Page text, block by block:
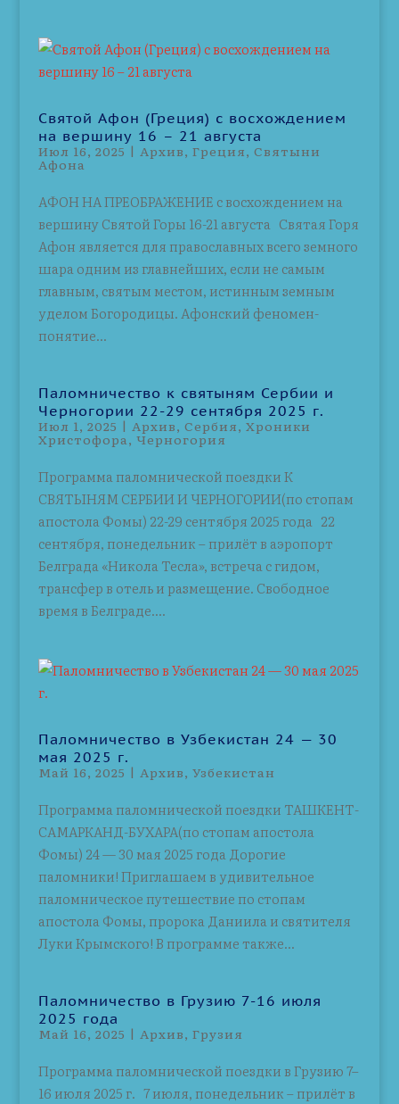
Святой Афон (Греция) с восхождением
на вершину 16 – 21 августа
Июл 16, 2025 | Архив, Греция, Святыни
Афона
АФОН НА ПРЕОБРАЖЕНИЕ с восхождением на
вершину Святой Горы 16-21 августа Святая Горя
Афон является для православных всего земного
шара одним из главнейших, если не самым
главным, святым местом, истинным земным
уделом Богородицы. Афонский феномен-
понятие...
Паломничество к святыням Сербии и
Черногории 22-29 сентября 2025 г.
Июл 1, 2025 | Архив, Сербия, Хроники
Христофора , Черногория
Программа паломнической поездки К
СВЯТЫНЯМ СЕРБИИ И ЧЕРНОГОРИИ(по стопам
апостола Фомы) 22-29 сентября 2025 года 22
сентября, понедельник – прилёт в аэропорт
Белграда «Никола Тесла», встреча с гидом,
трансфер в отель и размещение. Свободное
время в Белграде....
Паломничество в Узбекистан 24 — 30
мая 2025 г.
Май 16, 2025 | Архив, Узбекистан
Программа паломнической поездки ТАШКЕНТ-
САМАРКАНД-БУХАРА(по стопам апостола
Фомы) 24 — 30 мая 2025 года Дорогие
паломники! Приглашаем в удивительное
паломническое путешествие по стопам
апостола Фомы, пророка Даниила и святителя
Луки Крымского! В программе также...
Паломничество в Грузию 7-16 июля
2025 года
Май 16, 2025 | Архив, Грузия
Программа паломнической поездки в Грузию 7–
16 июля 2025 г. 7 июля, понедельник – прилёт в